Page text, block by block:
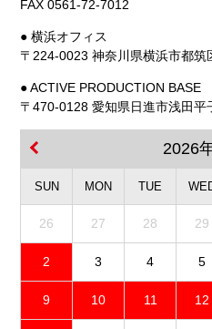
FAX 0561-72-7012
● 横浜オフィス
〒224-0023 神奈川県横浜市都筑
● ACTIVE PRODUCTION BASE
〒470-0128 愛知県日進市浅田平
2026
SUN MON TUE
26 27 28 29
2 3 4 5
9 10 11 12